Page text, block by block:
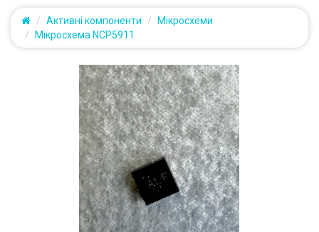
Активні компоненти
Мікросхеми
Мікросхема NCP5911